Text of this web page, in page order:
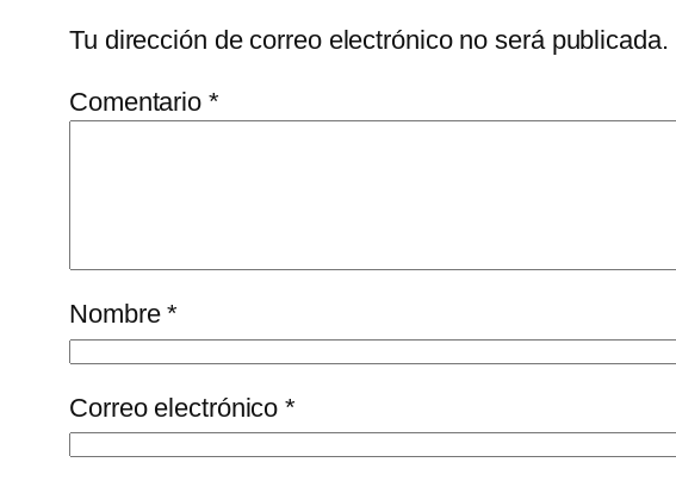
Tu dirección de correo electrónico no será publicada.
Comentario *
Nombre*
Correo electrónico*